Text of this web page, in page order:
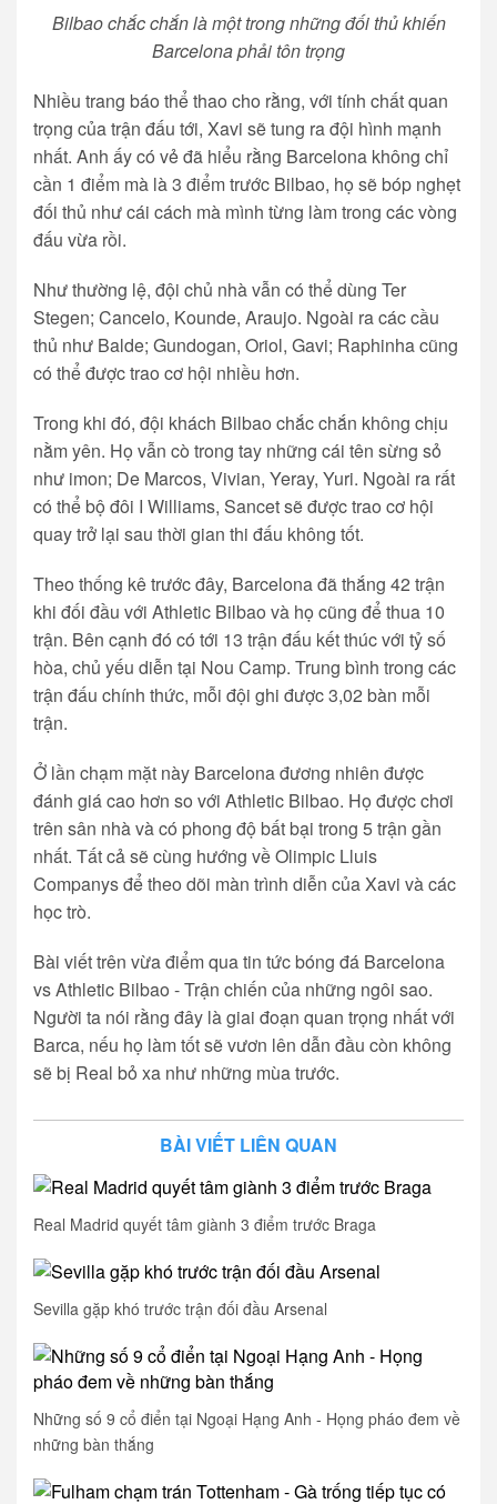
Bilbao chắc chắn là một trong những đối thủ khiến
Barcelona phải tôn trọng
Nhiều trang báo thể thao cho rằng, với tính chất quan
trọng của trận đấu tới, Xavi sẽ tung ra đội hình mạnh
nhất. Anh ấy có vẻ đã hiểu rằng Barcelona không chỉ
cần 1 điểm mà là 3 điểm trước Bilbao, họ sẽ bóp nghẹt
đối thủ như cái cách mà mình từng làm trong các vòng
đấu vừa rồi.
Như thường lệ, đội chủ nhà vẫn có thể dùng Ter
Stegen; Cancelo, Kounde, Araujo. Ngoài ra các cầu
thủ như Balde; Gundogan, Oriol, Gavi; Raphinha cũng
có thể được trao cơ hội nhiều hơn.
Trong khi đó, đội khách Bilbao chắc chắn không chịu
nằm yên. Họ vẫn cò trong tay những cái tên sừng sỏ
như imon; De Marcos, Vivian, Yeray, Yuri. Ngoài ra rất
có thể bộ đôi I Williams, Sancet sẽ được trao cơ hội
quay trở lại sau thời gian thi đấu không tốt.
Theo thống kê trước đây, Barcelona đã thắng 42 trận
khi đối đầu với Athletic Bilbao và họ cũng để thua 10
trận. Bên cạnh đó có tới 13 trận đấu kết thúc với tỷ số
hòa, chủ yếu diễn tại Nou Camp. Trung bình trong các
trận đấu chính thức, mỗi đội ghi được 3,02 bàn mỗi
trận.
Ở lần chạm mặt này Barcelona đương nhiên được
đánh giá cao hơn so với Athletic Bilbao. Họ được chơi
trên sân nhà và có phong độ bất bại trong 5 trận gần
nhất. Tất cả sẽ cùng hướng về Olimpic Lluis
Companys để theo dõi màn trình diễn của Xavi và các
học trò.
Bài viết trên vừa điểm qua tin tức bóng đá Barcelona
vs Athletic Bilbao - Trận chiến của những ngôi sao.
Người ta nói rằng đây là giai đoạn quan trọng nhất với
Barca, nếu họ làm tốt sẽ vươn lên dẫn đầu còn không
sẽ bị Real bỏ xa như những mùa trước.
BÀI VIẾT LIÊN QUAN
Real Madrid quyết tâm giành 3 điểm trước Braga
Sevilla gặp khó trước trận đối đầu Arsenal
Những số 9 cổ điển tại Ngoại Hạng Anh - Họng pháo đem về
những bàn thắng